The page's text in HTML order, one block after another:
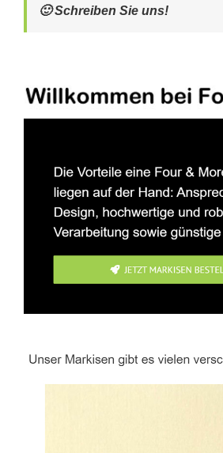
🙂 Schreiben Sie uns!